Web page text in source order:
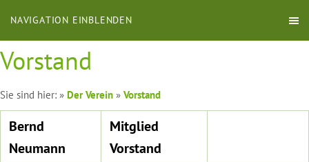
NAVIGATION EINBLENDEN
Vorstand
Sie sind hier: » Der Verein » Vorstand
Bernd
Neumann
Mitglied
Vorstand